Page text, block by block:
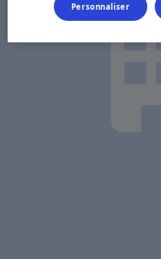
Personnaliser